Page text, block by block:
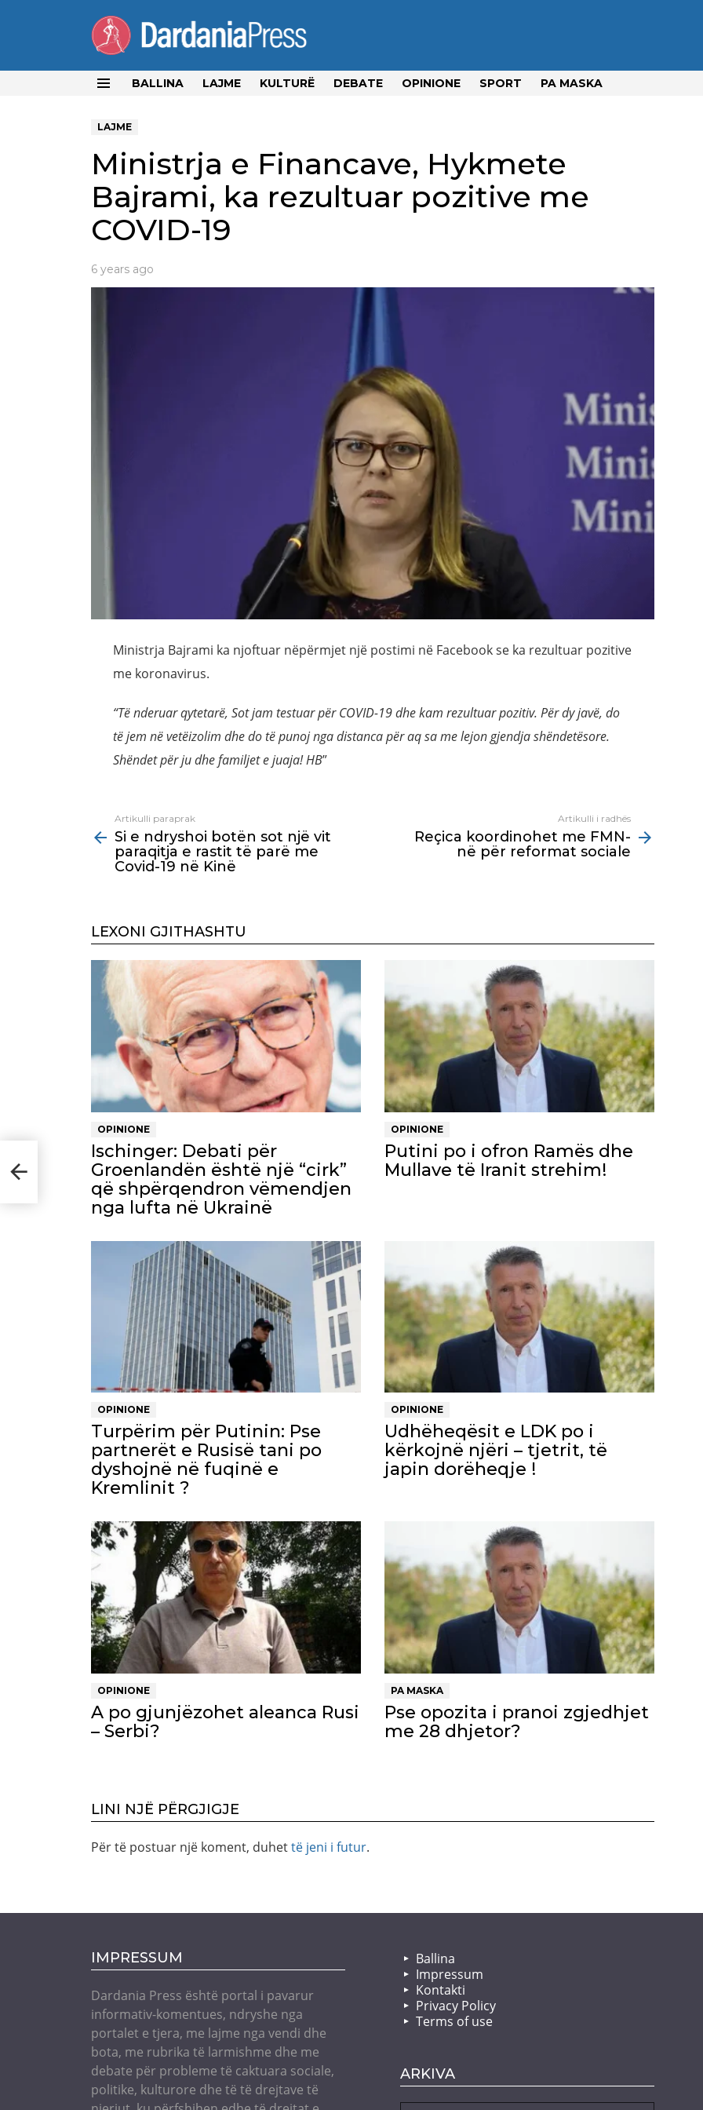
BALLINA LAJME KULTURË DEBATE OPINIONE SPORT PA MASKA
LAJME
Ministrja e Financave, Hykmete
Bajrami, ka rezultuar pozitive me
COVID-19
6 years ago
Ministrja Bajrami ka njoftuar nëpërmjet një postimi në Facebook se ka rezultuar pozitive
me koronavirus.
“Të nderuar qytetarë, Sot jam testuar për COVID-19 dhe kam rezultuar pozitiv. Për dy javë, do
të jem në vetëizolim dhe do të punoj nga distanca për aq sa me lejon gjendja shëndetësore.
Shëndet për ju dhe familjet e juaja! HB”
more
Artikulli paraprak
Si e ndryshoi botën sot një vit
paraqitja e rastit të parë me
Covid-19 në Kinë
Artikulli i radhës
Reçica koordinohet me FMN-
në për reformat sociale
LEXONI GJITHASHTU
OPINIONE
Ischinger: Debati për
Groenlandën është një “cirk”
që shpërqendron vëmendjen
nga lufta në Ukrainë
OPINIONE
Putini po i ofron Ramës dhe
Mullave të Iranit strehim!
OPINIONE
Turpërim për Putinin: Pse
partnerët e Rusisë tani po
dyshojnë në fuqinë e
Kremlinit ?
OPINIONE
Udhëheqësit e LDK po i
kërkojnë njëri – tjetrit, të
japin dorëheqje !
OPINIONE
A po gjunjëzohet aleanca Rusi
– Serbi?
PA MASKA
Pse opozita i pranoi zgjedhjet
me 28 dhjetor?
LINI NJË PËRGJIGJE
Për të postuar një koment, duhettë jeni i futur.
IMPRESSUM
Dardania Press është portal i pavarur
informativ-komentues, ndryshe nga
portalet e tjera, me lajme nga vendi dhe
bota, me rubrika të larmishme dhe me
debate për probleme të caktuara sociale,
politike, kulturore dhe të të drejtave të
Ballina
Impressum
Kontakti
Privacy Policy
Terms of use
ARKIVA